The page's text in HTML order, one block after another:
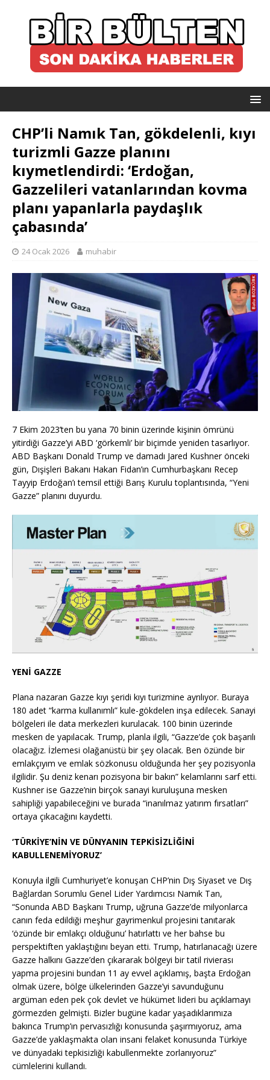
CHP’li Namık Tan, gökdelenli, kıyı
turizmli Gazze planını
kıymetlendirdi: ‘Erdoğan,
Gazzelileri vatanlarından kovma
planı yapanlarla paydaşlık
çabasında’
24 Ocak 2026 muhabir
7 Ekim 2023’ten bu yana 70 binin üzerinde kişinin ömrünü
yitirdiği Gazze’yi ABD ‘görkemli’ bir biçimde yeniden tasarlıyor.
ABD Başkanı Donald Trump ve damadı Jared Kushner önceki
gün, Dışişleri Bakanı Hakan Fidan’ın Cumhurbaşkanı Recep
Tayyip Erdoğan’ı temsil ettiği Barış Kurulu toplantısında, “Yeni
Gazze” planını duyurdu.
YENİ GAZZE
Plana nazaran Gazze kıyı şeridi kıyı turizmine ayrılıyor. Buraya
180 adet “karma kullanımlı” kule-gökdelen inşa edilecek. Sanayi
bölgeleri ile data merkezleri kurulacak. 100 binin üzerinde
mesken de yapılacak. Trump, planla ilgili, “Gazze’de çok başarılı
olacağız. İzlemesi olağanüstü bir şey olacak. Ben özünde bir
emlakçıyım ve emlak sözkonusu olduğunda her şey pozisyonla
ilgilidir. Şu deniz kenarı pozisyona bir bakın” kelamlarını sarf etti.
Kushner ise Gazze’nin birçok sanayi kuruluşuna mesken
sahipliği yapabileceğini ve burada “inanılmaz yatırım fırsatları”
ortaya çıkacağını kaydetti.
‘TÜRKİYE’NİN VE DÜNYANIN TEPKİSİZLİĞİNİ
KABULLENEMİYORUZ’
Konuyla ilgili Cumhuriyet’e konuşan CHP’nin Dış Siyaset ve Dış
Bağlardan Sorumlu Genel Lider Yardımcısı Namık Tan,
“Sonunda ABD Başkanı Trump, uğruna Gazze’de milyonlarca
canın feda edildiği meşhur gayrimenkul projesini tanıtarak
‘özünde bir emlakçı olduğunu’ hatırlattı ve her bahse bu
perspektiften yaklaştığını beyan etti. Trump, hatırlanacağı üzere
Gazze halkını Gazze’den çıkararak bölgeyi bir tatil rivierası
yapma projesini bundan 11 ay evvel açıklamış, başta Erdoğan
olmak üzere, bölge ülkelerinden Gazze’yi savunduğunu
argüman eden pek çok devlet ve hükümet lideri bu açıklamayı
görmezden gelmişti. Bizler bugüne kadar yaşadıklarımıza
bakınca Trump’ın pervasızlığı konusunda şaşırmıyoruz, ama
Gazze’de yaklaşmakta olan insani felaket konusunda Türkiye
ve dünyadaki tepkisizliği kabullenmekte zorlanıyoruz”
cümlelerini kullandı.